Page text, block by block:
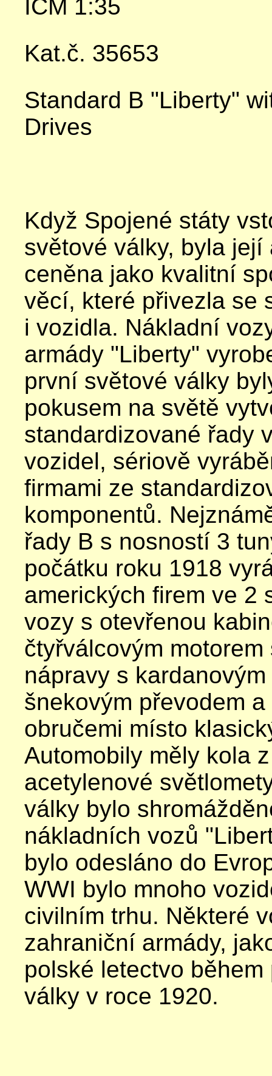
ICM 1:35
Kat.č. 35653
Standard B "Liberty"
Drives
Když Spojené státy
světové války, byla její
ceněna jako kvalitní
věcí, které přivezla se
i vozidla. Nákladní
armády "Liberty"
první světové války
pokusem na světě
standardizované řady
vozidel, sériově
firmami ze
komponentů.
řady B s nosností 3
počátku roku 1918
amerických firem ve 2
vozy s otevřenou
čtyřválcovým
nápravy s
šnekovým převodem
obručemi místo
Automobily měly kola
acetylenové
války bylo
nákladních vozů
bylo odesláno do
WWI bylo mnoho
civilním trhu. Některé
zahraniční armády,
polské letectvo
války v roce 1920.